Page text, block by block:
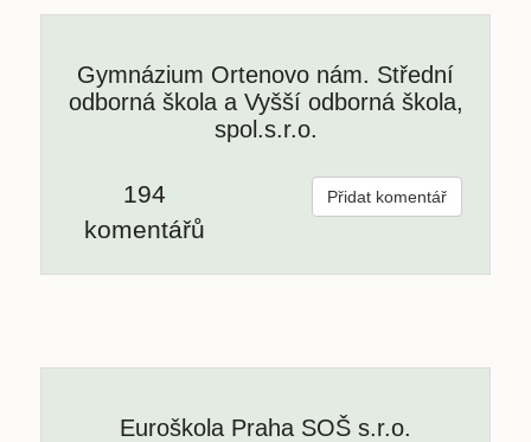
Gymnázium Ortenovo nám. Střední
odborná škola a Vyšší odborná škola,
spol.s.r.o.
194
komentářů
Přidat komentář
Euroškola Praha SOŠ s.r.o.